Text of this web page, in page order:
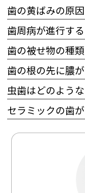
歯の黄ばみの原
歯の被せ物の種